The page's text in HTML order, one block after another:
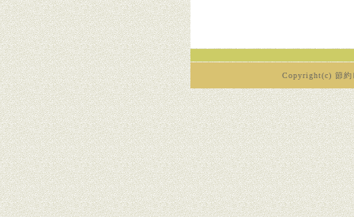
Copyright(c) 節